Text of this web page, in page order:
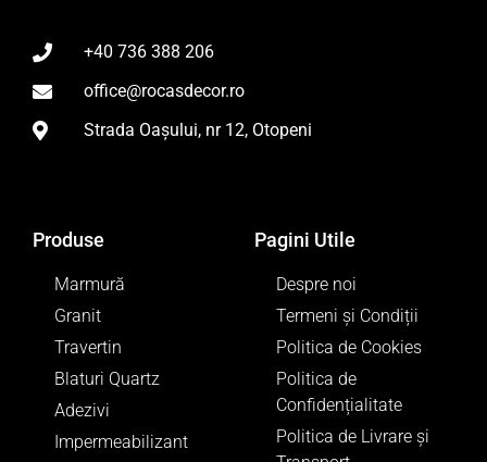
+40 736 388 206
office@rocasdecor.ro
Strada Oașului, nr 12, Otopeni
Produse
Marmură
Granit
Travertin
Blaturi Quartz
Adezivi
Impermeabilizant
Pagini Utile
Despre noi
Termeni și Condiții
Politica de Cookies
Politica de
Confidențialitate
Politica de Livrare și